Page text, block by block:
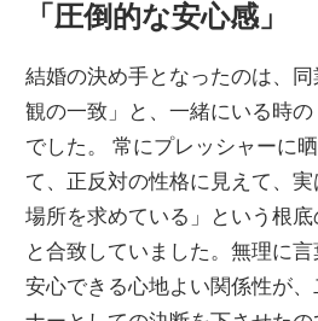
「圧倒的な安心感」
結婚の決め手となったのは、
観の一致」と、一緒にいる時の
でした。 常にプレッシャーに
て、正反対の性格に見えて、
場所を求めている」という根
と合致していました。無理に
安心できる心地よい関係性が